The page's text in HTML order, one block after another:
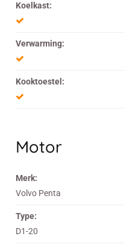
Koelkast:
Verwarming:
Kooktoestel:
Motor
Merk:
Volvo Penta
Type:
D1-20